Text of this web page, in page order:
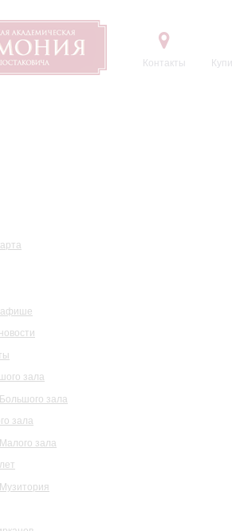
Контакты
афише
зала
зала
зала
зала